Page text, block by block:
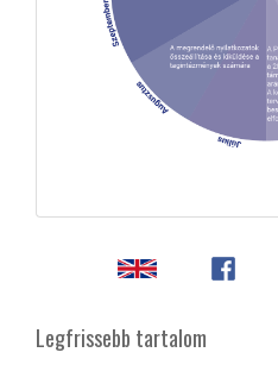
Legfrissebb tartalom